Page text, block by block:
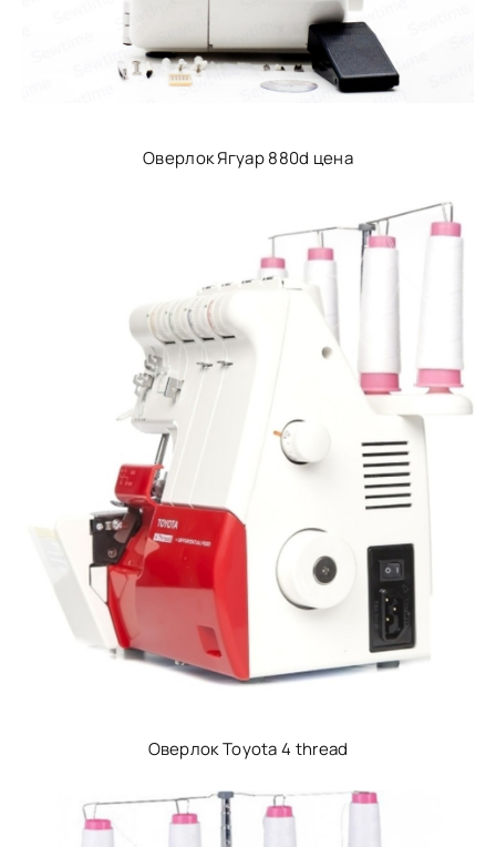
Оверлок Ягуар 880d цена
Оверлок Toyota 4 thread